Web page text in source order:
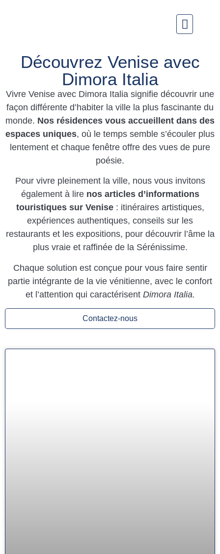
Découvrez Venise avec
Dimora Italia
Vivre Venise avec Dimora Italia signifie découvrir une
façon différente d’habiter la ville la plus fascinante du
monde. Nos résidences vous accueillent dans des
espaces uniques, où le temps semble s’écouler plus
lentement et chaque fenêtre offre des vues de pure
poésie.
Pour vivre pleinement la ville, nous vous invitons
également à lire nos articles d’informations
touristiques sur Venise: itinéraires artistiques,
expériences authentiques, conseils sur les
restaurants et les expositions, pour découvrir l’âme la
plus vraie et raffinée de la Sérénissime.
Chaque solution est conçue pour vous faire sentir
partie intégrante de la vie vénitienne, avec le confort
et l’attention qui caractérisent Dimora Italia.
Contactez-nous
Nous nous soucions de votre vie privée
bon fonctionnement du site web, ainsi que des cookies
relatifs à l'amélioration et à la personnalisation de
votre expérience, à des fins d'analyse statistique ainsi
que pour vous proposer des publicités basées sur vos
centres d'intérêt. Vous pouvez accepter ou refuser les
cookies en cliquant sur le bouton "Tout accepter" ou
"Refuser" ou, au contraire, les configurer selon vos
préférences en cliquant sur le bouton "Configurer".
Pour plus d'informations, vous pouvez consulter notre
Configurer Refuser Tout accepter